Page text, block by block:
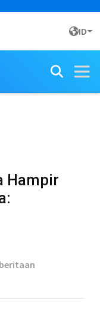
ID
Hampir